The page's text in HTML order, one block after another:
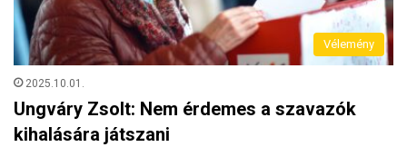
Vélemény
2025.10.01.
Ungváry Zsolt: Nem érdemes a szavazók
kihalására játszani